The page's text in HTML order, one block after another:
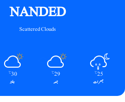
NANDED
Scattered Clouds
25
℃
جمعرات
29
℃
جمعہ
30
℃
ہفتہ